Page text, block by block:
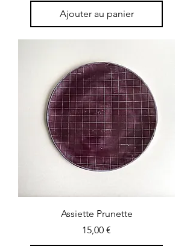
Ajouter au panier
Assiette Prunette
Prix
15,00 €